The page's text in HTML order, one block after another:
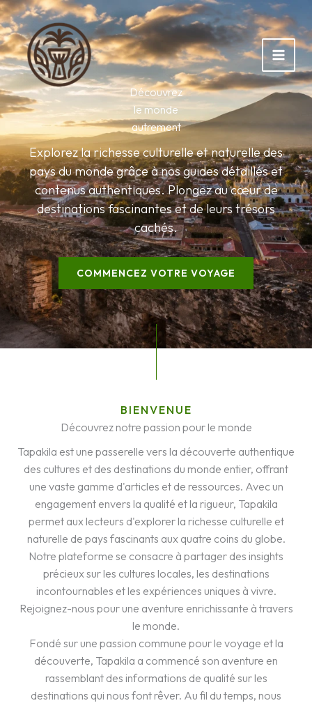
Aller
au
contenu
Découvrez
le monde
autrement
Explorez la richesse culturelle et naturelle des
pays du monde grâce à nos guides détaillés et
contenus authentiques. Plongez au cœur de
destinations fascinantes et de leurs trésors
cachés.
COMMENCEZ VOTRE VOYAGE
BIENVENUE
Découvrez notre passion pour le monde
Tapakila est une passerelle vers la découverte authentique
des cultures et des destinations du monde entier, offrant
une vaste gamme d'articles et de ressources. Avec un
engagement envers la qualité et la rigueur, Tapakila
permet aux lecteurs d'explorer la richesse culturelle et
naturelle de pays fascinants aux quatre coins du globe.
Notre plateforme se consacre à partager des insights
précieux sur les cultures locales, les destinations
incontournables et les expériences uniques à vivre.
Rejoignez-nous pour une aventure enrichissante à travers
le monde.
Fondé sur une passion commune pour le voyage et la
découverte, Tapakila a commencé son aventure en
rassemblant des informations de qualité sur les
destinations qui nous font rêver. Au fil du temps, nous